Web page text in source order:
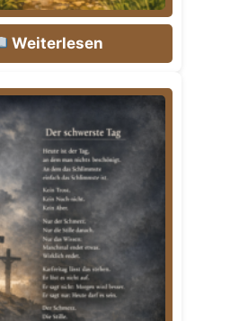
Weiterlesen